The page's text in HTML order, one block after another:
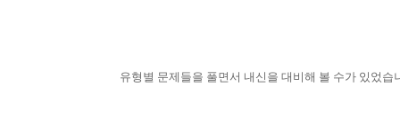
유형별 문제들을 풀면서 내신을 대비해 볼 수가 있었습